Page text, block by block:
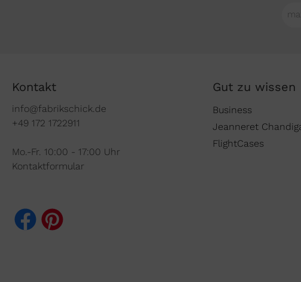
Kontakt
info@fabrikschick.de
+49 172 1722911
Mo.-Fr. 10:00 - 17:00 Uhr
Kontaktformular
Gut zu wissen
Business
Jeanneret
FlightCases